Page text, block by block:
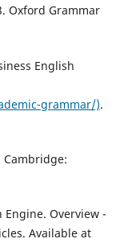
Oxford Grammar
English
grammar/).
Cambridge:
Engine. Overview -
Available at